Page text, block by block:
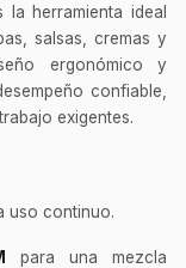
la herramienta ideal
salsas, cremas y
ergonómico y
confiable,
exigentes.
uso continuo.
para una mezcla